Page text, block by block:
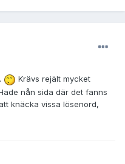
Krävs rejält mycket
nån sida där det fanns
knäcka vissa lösenord,